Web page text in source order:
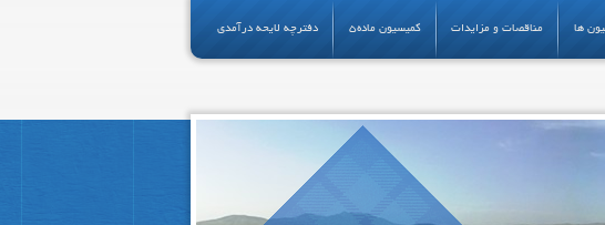
ها مناقصات و مزایدات کمیسیون ماده5 دفترچه لایحه درآمدی